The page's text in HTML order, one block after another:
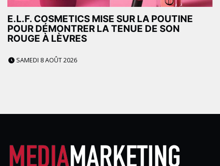
E.L.F. COSMETICS MISE SUR LA POUTINE
POUR DÉMONTRER LA TENUE DE SON
ROUGE À LÈVRES
SAMEDI 8 AOÛT 2026